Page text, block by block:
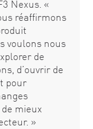
Nexus. «
réaffirmons
voulons nous
de
d’ouvrir de
pour
mieux
»